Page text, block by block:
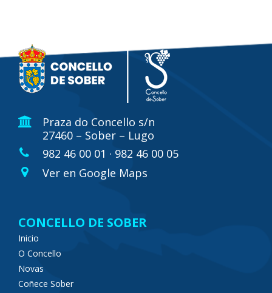
Praza do Concello s/n
27460 – Sober – Lugo
982 46 00 01 · 982 46 00 05
Ver en Google Maps
CONCELLO DE SOBER
Inicio
O Concello
Novas
Coñece Sober